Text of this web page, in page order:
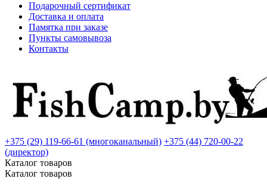
Подарочный сертификат
Доставка и оплата
Памятка при заказе
Пункты самовывоза
Контакты
+375 (29) 119-66-61 (многоканальный) +375 (44) 720-00-22
(директор)
Каталог товаров
Каталог товаров